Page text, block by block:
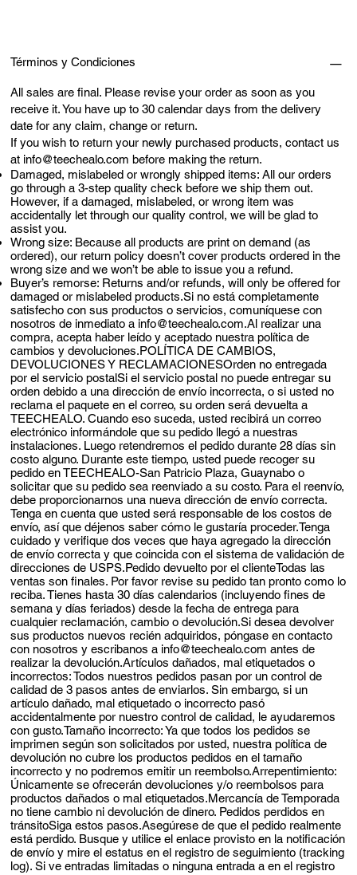
Términos y Condiciones
All sales are final. Please revise your order as soon as you
receive it. You have up to 30 calendar days from the delivery
date for any claim, change or return.
If you wish to return your newly purchased products, contact us
at info@teechealo.com before making the return.
Damaged, mislabeled or wrongly shipped items: All our orders
go through a 3-step quality check before we ship them out.
However, if a damaged, mislabeled, or wrong item was
accidentally let through our quality control, we will be glad to
assist you.
Wrong size: Because all products are print on demand (as
ordered), our return policy doesn’t cover products ordered in the
wrong size and we won’t be able to issue you a refund.
Buyer’s remorse: Returns and/or refunds, will only be offered for
damaged or mislabeled products.Si no está completamente
satisfecho con sus productos o servicios, comuníquese con
nosotros de inmediato a info@teechealo.com.Al realizar una
compra, acepta haber leído y aceptado nuestra política de
cambios y devoluciones.POLÍTICA DE CAMBIOS,
DEVOLUCIONES Y RECLAMACIONESOrden no entregada
por el servicio postalSi el servicio postal no puede entregar su
orden debido a una dirección de envío incorrecta, o si usted no
reclama el paquete en el correo, su orden será devuelta a
TEECHEALO. Cuando eso suceda, usted recibirá un correo
electrónico informándole que su pedido llegó a nuestras
instalaciones. Luego retendremos el pedido durante 28 días sin
costo alguno. Durante este tiempo, usted puede recoger su
pedido en TEECHEALO-San Patricio Plaza, Guaynabo o
solicitar que su pedido sea reenviado a su costo. Para el reenvío,
debe proporcionarnos una nueva dirección de envío correcta.
Tenga en cuenta que usted será responsable de los costos de
envío, así que déjenos saber cómo le gustaría proceder.Tenga
cuidado y verifique dos veces que haya agregado la dirección
de envío correcta y que coincida con el sistema de validación de
direcciones de USPS.Pedido devuelto por el clienteTodas las
ventas son finales. Por favor revise su pedido tan pronto como lo
reciba. Tienes hasta 30 días calendarios (incluyendo fines de
semana y días feriados) desde la fecha de entrega para
cualquier reclamación, cambio o devolución.Si desea devolver
sus productos nuevos recién adquiridos, póngase en contacto
con nosotros y escribanos a info@teechealo.com antes de
realizar la devolución.Artículos dañados, mal etiquetados o
incorrectos: Todos nuestros pedidos pasan por un control de
calidad de 3 pasos antes de enviarlos. Sin embargo, si un
artículo dañado, mal etiquetado o incorrecto pasó
accidentalmente por nuestro control de calidad, le ayudaremos
con gusto.Tamaño incorrecto: Ya que todos los pedidos se
imprimen según son solicitados por usted, nuestra política de
devolución no cubre los productos pedidos en el tamaño
incorrecto y no podremos emitir un reembolso.Arrepentimiento:
Únicamente se ofrecerán devoluciones y/o reembolsos para
productos dañados o mal etiquetados.Mercancía de Temporada
no tiene cambio ni devolución de dinero. Pedidos perdidos en
tránsitoSiga estos pasos.Asegúrese de que el pedido realmente
está perdido. Busque y utilice el enlace provisto en la notificación
de envío y mire el estatus en el registro de seguimiento (tracking
log). Si ve entradas limitadas o ninguna entrada a en el registro